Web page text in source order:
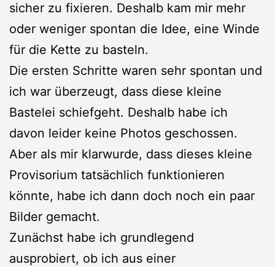
sicher zu fixieren. Deshalb kam mir mehr
oder weniger spontan die Idee, eine Winde
für die Kette zu basteln.
Die ersten Schritte waren sehr spontan und
ich war überzeugt, dass diese kleine
Bastelei schiefgeht. Deshalb habe ich
davon leider keine Photos geschossen.
Aber als mir klarwurde, dass dieses kleine
Provisorium tatsächlich funktionieren
könnte, habe ich dann doch noch ein paar
Bilder gemacht.
Zunächst habe ich grundlegend
ausprobiert, ob ich aus einer